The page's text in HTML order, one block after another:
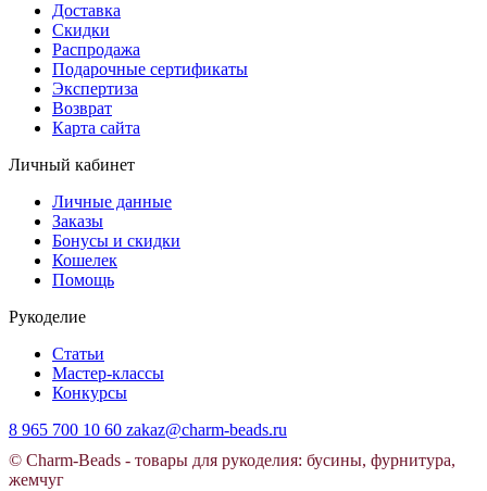
Доставка
Скидки
Распродажа
Подарочные сертификаты
Экспертиза
Возврат
Карта сайта
Личный кабинет
Личные данные
Заказы
Бонусы и скидки
Кошелек
Помощь
Рукоделие
Статьи
Мастер-классы
Конкурсы
8 965 700 10 60 zakaz@charm-beads.ru
© Charm-Beads - товары для рукоделия: бусины, фурнитура,
жемчуг